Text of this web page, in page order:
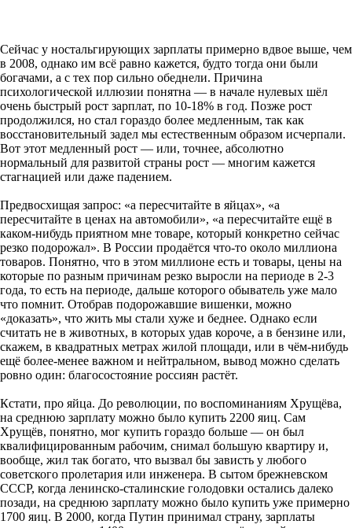
Сейчас у ностальгирующих зарплаты примерно вдвое выше, чем
в 2008, однако им всё равно кажется, будто тогда они были
богачами, а с тех пор сильно обеднели. Причина
психологической иллюзии понятна — в начале нулевых шёл
очень быстрый рост зарплат, по 10-18% в год. Позже рост
продолжился, но стал гораздо более медленным, так как
восстановительный задел мы естественным образом исчерпали.
Вот этот медленный рост — или, точнее, абсолютно
нормальный для развитой страны рост — многим кажется
стагнацией или даже падением.
Предвосхищая запрос: «а пересчитайте в яйцах», «а
пересчитайте в ценах на автомобили», «а пересчитайте ещё в
каком-нибудь приятном мне товаре, который конкретно сейчас
резко подорожал». В России продаётся что-то около миллиона
товаров. Понятно, что в этом миллионе есть и товары, цены на
которые по разным причинам резко выросли на периоде в 2-3
года, то есть на периоде, дальше которого обыватель уже мало
что помнит. Отобрав подорожавшие вишенки, можно
«доказать», что жить мы стали хуже и беднее. Однако если
считать не в животных, в которых удав короче, а в бензине или,
скажем, в квадратных метрах жилой площади, или в чём-нибудь
ещё более-менее важном и нейтральном, вывод можно сделать
ровно один: благосостояние россиян растёт.
Кстати, про яйца. До революции, по воспоминаниям Хрущёва,
на среднюю зарплату можно было купить 2200 яиц. Сам
Хрущёв, понятно, мог купить гораздо больше — он был
квалифицированным рабочим, снимал большую квартиру и,
вообще, жил так богато, что вызвал бы зависть у любого
советского пролетария или инженера. В сытом брежневском
СССР, когда ленинско-сталинские голодовки остались далеко
позади, на среднюю зарплату можно было купить уже примерно
1700 яиц. В 2000, когда Путин принимал страну, зарплаты